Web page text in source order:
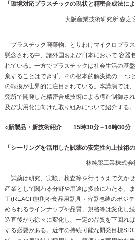
「環境対応プラスチックの現状と精密合成法に
大阪産業技術研究所 森之
プラスチック廃棄物、とりわけマイクロプラ
懸念される中、諸外国および日本において 容器
れている。一方でプラスチックは社会生活の基
棄することはできず、その根本的解決策の 一つ
の転換が世界的に注目されている。本講演では
究所で開発した精密合成技術による構造制御さ
及び実用化に向けた取り組みについて紹介する。
○新製品・新技術紹介 15時30分～16時30分
「シーリングを活用した試薬の安定性向上技術の
林純薬工業株式
試薬は研究、実験、検査等を行ううえで欠か
産業として関わる分野や用途は多岐にわたる。
正(REACH規則や食品用器具・容器包装のポジ
められるラインナップや品質、規格等は変化し
造直後から徐々に変化し、一定の品質を下回れ
する必要がある。近年の持続可能な開発目標